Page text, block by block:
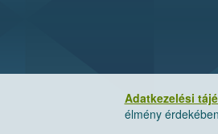
Adatkezelési
élmény